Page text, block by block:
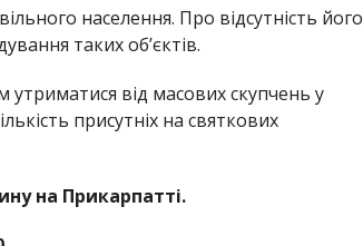
населення. Про відсутність його
таких об’єктів.
від масових скупчень у
присутніх на святкових
на Прикарпатті.